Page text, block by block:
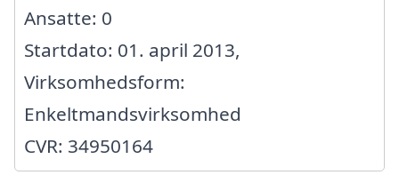
Ansatte: 0
Startdato: 01. april 2013,
Virksomhedsform:
Enkeltmandsvirksomhed
CVR: 34950164